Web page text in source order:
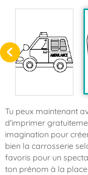
Tu peux maintenant
d'imprimer
imagination pour
bien la carrosserie
favoris pour un
ton prénom à la